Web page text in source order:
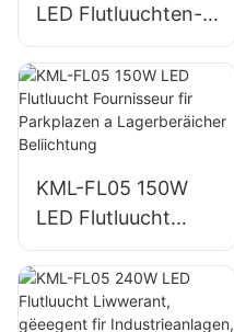
LED Flutluuchten-
Liwwerant fir
Outdoor-
Gebaifassaden an
Open-Right-
KML-FL05 150W
LED Flutluucht
Fournisseur fir
Parkplazen a
Lagerberäicher